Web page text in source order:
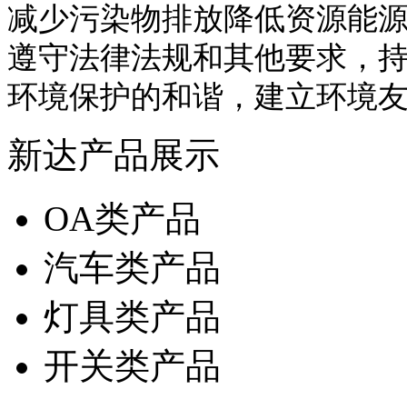
减少污染物排放降低资源能
遵守法律法规和其他要求，
环境保护的和谐，建立环境
新达产品展示
OA类产品
汽车类产品
灯具类产品
开关类产品